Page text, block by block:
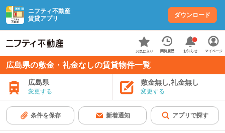
ニフティ不動産
賃貸アプリ
ダウンロード
お気に入り 閲覧履歴 お知らせ マイページ
広島県の敷金・礼金なしの賃貸物件一覧
広島県
変更する
敷金無し,礼金無し
変更する
条件を保存 新着通知 アプリで探す